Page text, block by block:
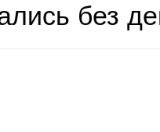
без